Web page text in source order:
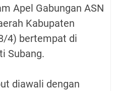
Apel Gabungan ASN
Kabupaten
4) bertempat di
Subang.
diawali dengan